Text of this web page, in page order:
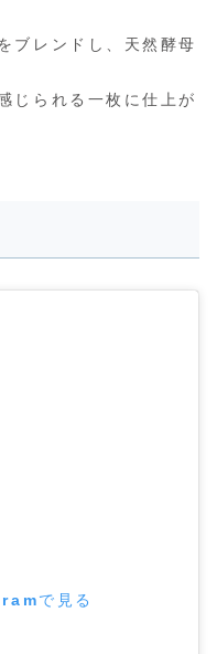
ブレンドし、天然酵母
じられる一枚に仕上が
で見る